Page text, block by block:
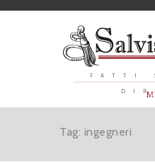
FATTI
Tag: ingegneri